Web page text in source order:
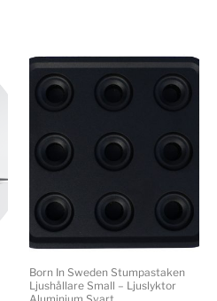
Born In Sweden Stumpastaken
Ljushållare Small – Ljuslyktor